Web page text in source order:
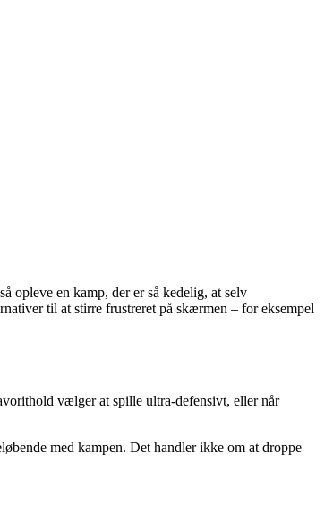
opleve en kamp, der er så kedelig, at selv
til at stirre frustreret på skærmen – for eksempel
vælger at spille ultra-defensivt, eller når
med kampen. Det handler ikke om at droppe